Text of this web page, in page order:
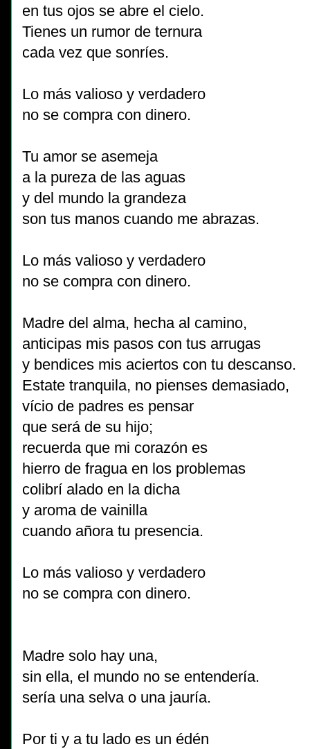
en tus ojos se abre el cielo.
Tienes un rumor de ternura
cada vez que sonríes.
Lo más valioso y verdadero
no se compra con dinero.
Tu amor se asemeja
a la pureza de las aguas
y del mundo la grandeza
son tus manos cuando me abrazas.
Lo más valioso y verdadero
no se compra con dinero.
Madre del alma, hecha al camino,
anticipas mis pasos con tus arrugas
y bendices mis aciertos con tu descanso.
Estate tranquila, no pienses demasiado,
vício de padres es pensar
que será de su hijo;
recuerda que mi corazón es
hierro de fragua en los problemas
colibrí alado en la dicha
y aroma de vainilla
cuando añora tu presencia.
Lo más valioso y verdadero
no se compra con dinero.
Madre solo hay una,
sin ella, el mundo no se entendería.
sería una selva o una jauría.
Por ti y a tu lado es un édén